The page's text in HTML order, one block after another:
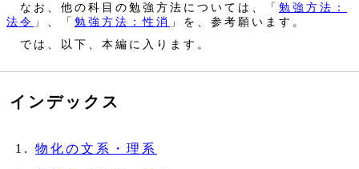
なお、他の科目の勉強方法については、「 勉強方法：
法令 」、「 勉強方法：性消 」を、参考願います。
では、以下、本編に入ります。
インデックス
物化の文系・理系